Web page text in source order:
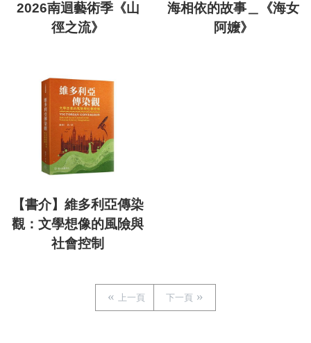
2026南迴藝術季《山
徑之流》
海相依的故事＿《海女
阿嬤》
【書介】維多利亞傳染
觀：文學想像的風險與
社會控制
上一頁 下一頁